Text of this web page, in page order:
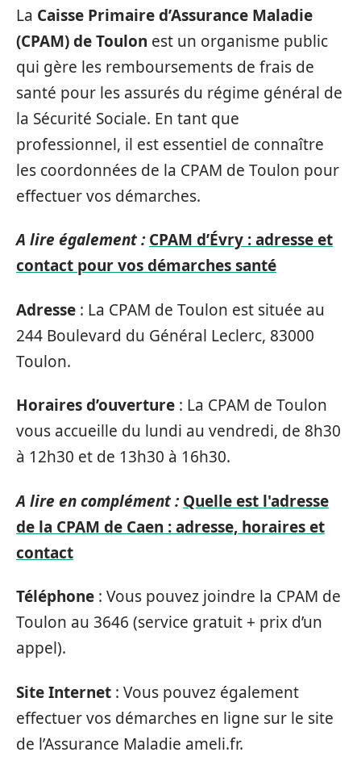
La Caisse Primaire d’Assurance Maladie
(CPAM) de Toulon est un organisme public
qui gère les remboursements de frais de
santé pour les assurés du régime général de
la Sécurité Sociale. En tant que
professionnel, il est essentiel de connaître
les coordonnées de la CPAM de Toulon pour
effectuer vos démarches.
A lire également : CPAM d’Évry : adresse et
contact pour vos démarches santé
Adresse : La CPAM de Toulon est située au
244 Boulevard du Général Leclerc, 83000
Toulon.
Horaires d’ouverture : La CPAM de Toulon
vous accueille du lundi au vendredi, de 8h30
à 12h30 et de 13h30 à 16h30.
A lire en complément : Quelle est l'adresse
de la CPAM de Caen : adresse, horaires et
contact
Téléphone : Vous pouvez joindre la CPAM de
Toulon au 3646 (service gratuit + prix d’un
appel).
Site Internet : Vous pouvez également
effectuer vos démarches en ligne sur le site
de l’Assurance Maladie ameli.fr.